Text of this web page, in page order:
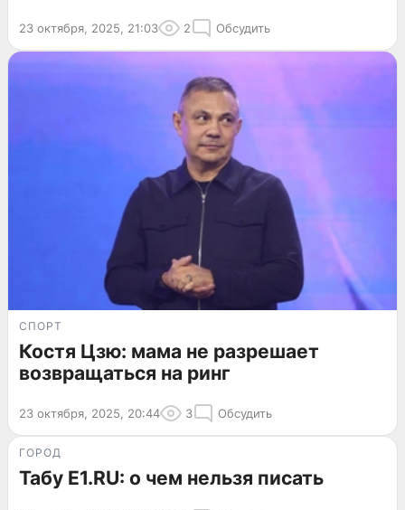
23 октября, 2025, 21:03 2 Обсудить
СПОРТ
Костя Цзю: мама не разрешает
возвращаться на ринг
23 октября, 2025, 20:44 3 Обсудить
ГОРОД
Табу E1.RU: о чем нельзя писать